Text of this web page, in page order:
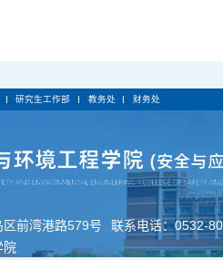
研究生工作部 教务处 财务处
前湾港路579号
联系电话：0532-
院